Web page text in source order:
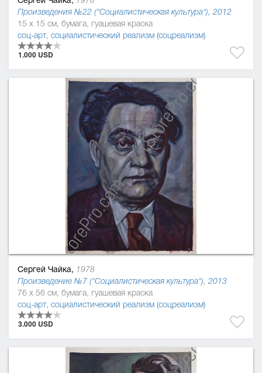
Произведения №22 ("Социалистическая культура"), 2012
15 x 15 см, бумага, гуашевая краска
соц-арт, социалистический реализм (соцреализм)
1.000 USD
Сергей Чайка, 1978
Произведение №7 ("Социалистическая культура"), 2013
76 x 56 см, бумага, гуашевая краска
соц-арт, социалистический реализм (соцреализм)
3.000 USD